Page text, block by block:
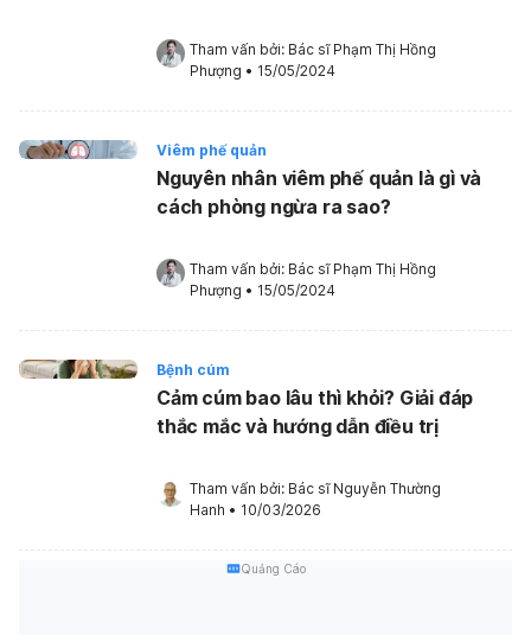
Tham vấn bởi: Bác sĩ Phạm Thị Hồng
Phượng • 15/05/2024
Viêm phế quản
Nguyên nhân viêm phế quản là gì và
cách phòng ngừa ra sao?
Tham vấn bởi: Bác sĩ Phạm Thị Hồng
Phượng • 15/05/2024
Bệnh cúm
Cảm cúm bao lâu thì khỏi? Giải đáp
thắc mắc và hướng dẫn điều trị
Tham vấn bởi: Bác sĩ Nguyễn Thường
Hanh • 10/03/2026
Quảng Cáo